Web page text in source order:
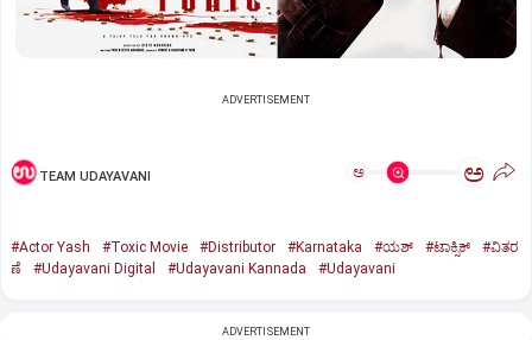
ADVERTISEMENT
TEAM UDAYAVANI ಅ ಅ
#Actor Yash #Toxic Movie #Distributor #Karnataka #ಯಶ್‌ #ಟಾಕ್ಸಿಕ್‌
#ವಿತರ
ಣೆ
#Udayavani Digital #Udayavani Kannada #Udayavani
ADVERTISEMENT